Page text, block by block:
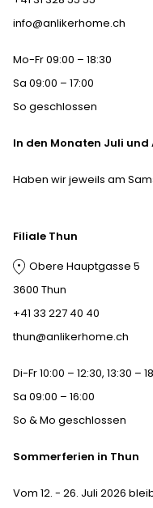
info@anlikerhome.ch
Mo-Fr 09:00 – 18:30
Sa 09:00 – 17:00
So geschlossen
In den Monaten Juli und
Haben wir jeweils am
Filiale Thun
Obere Hauptgasse 5
3600 Thun
+41 33 227 40 40
thun@anlikerhome.ch
Di-Fr 10:00 – 12:30, 13:30 –
Sa 09:00 – 16:00
So & Mo geschlossen
Sommerferien in Thun
Vom 12. - 26. Juli 2026